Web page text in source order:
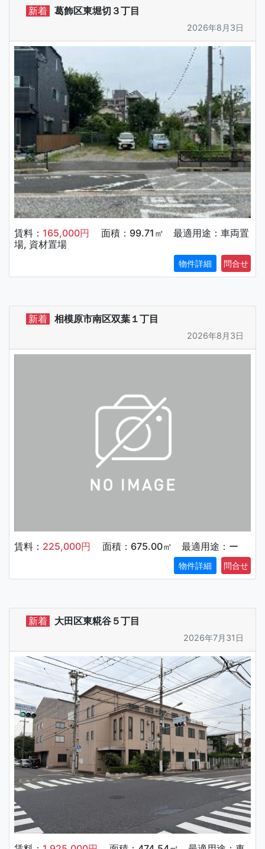
葛飾区東堀切３丁目
新着
2026年8月3日
賃料： 165,000円 面積：99.71㎡ 最適用途：車両置
場, 資材置場
物件詳細
相模原市南区双葉１丁目
新着
2026年8月3日
賃料： 225,000円 面積：675.00㎡ 最適用途：ー
物件詳細
大田区東糀谷５丁目
新着
2026年7月31日